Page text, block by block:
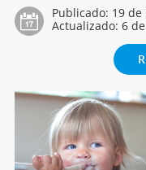
Publicado: 19 de
Actualizado: 6